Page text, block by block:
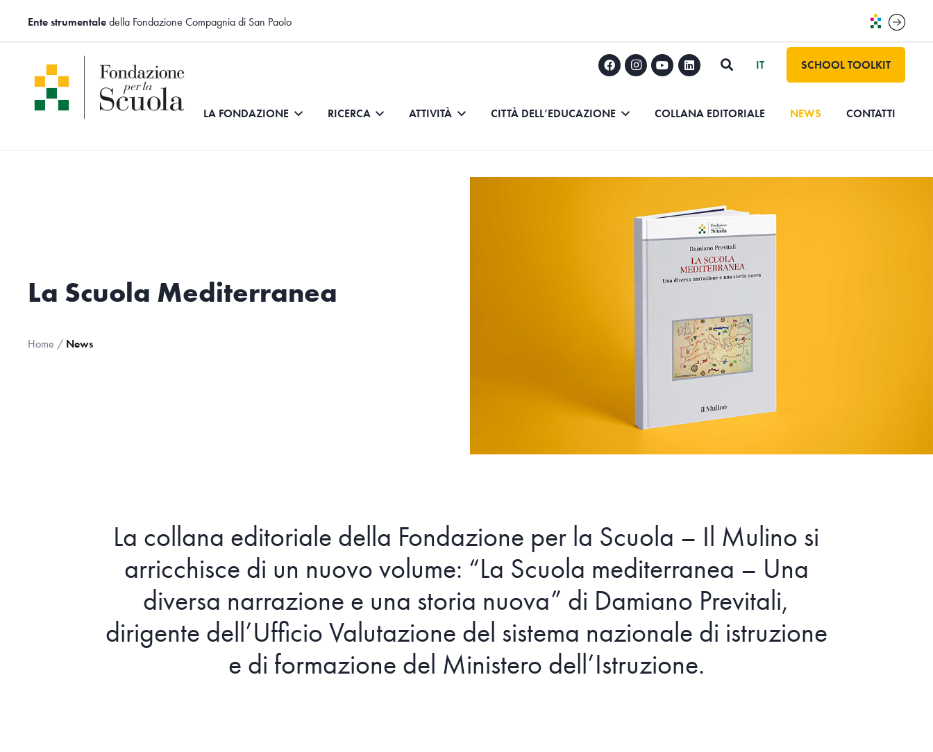
Ente strumentaledella Fondazione Compagnia di San Paolo
SCHOOL TOOLKIT
LA FONDAZIONE RICERCA ATTIVITÀ CITTÀ DELL’EDUCAZIONE COLLANA EDITORIALE NEWS CONTATTI
La Scuola Mediterranea
Home / News
La collana editoriale della Fondazione per la Scuola – Il Mulino si
arricchisce di un nuovo volume: “La Scuola mediterranea – Una
diversa narrazione e una storia nuova” di Damiano Previtali,
dirigente dell’Ufficio Valutazione del sistema nazionale di istruzione
e di formazione del Ministero dell’Istruzione.